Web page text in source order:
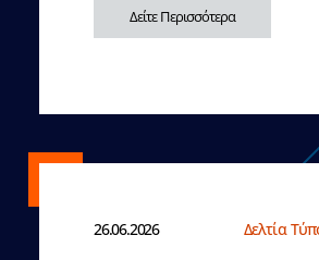
Δείτε Περισσότερα
26.06.2026 Δελτία